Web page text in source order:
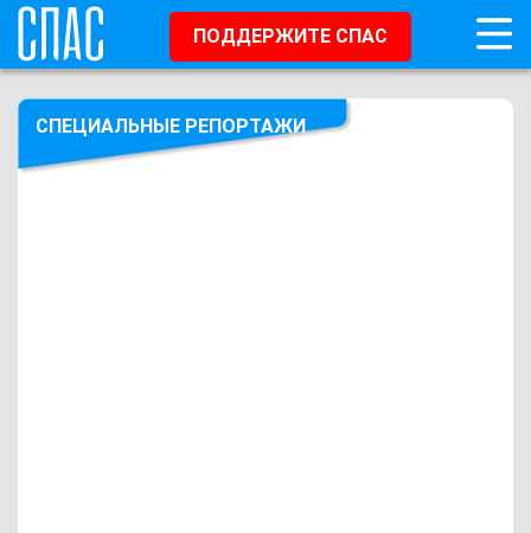
ПОДДЕРЖИТЕ СПАС
СПЕЦИАЛЬНЫЕ РЕПОРТАЖИ